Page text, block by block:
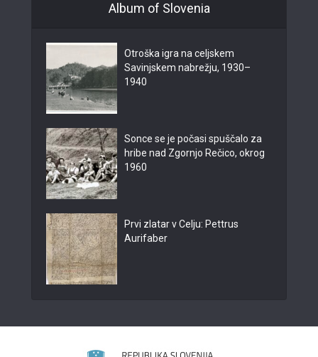
Album of Slovenia
Otroška igra na celjskem
Savinjskem nabrežju, 1930–
1940
Sonce se je počasi spuščalo za
hribe nad Zgornjo Rečico, okrog
1960
Prvi zlatar v Celju: Pettrus
Aurifaber